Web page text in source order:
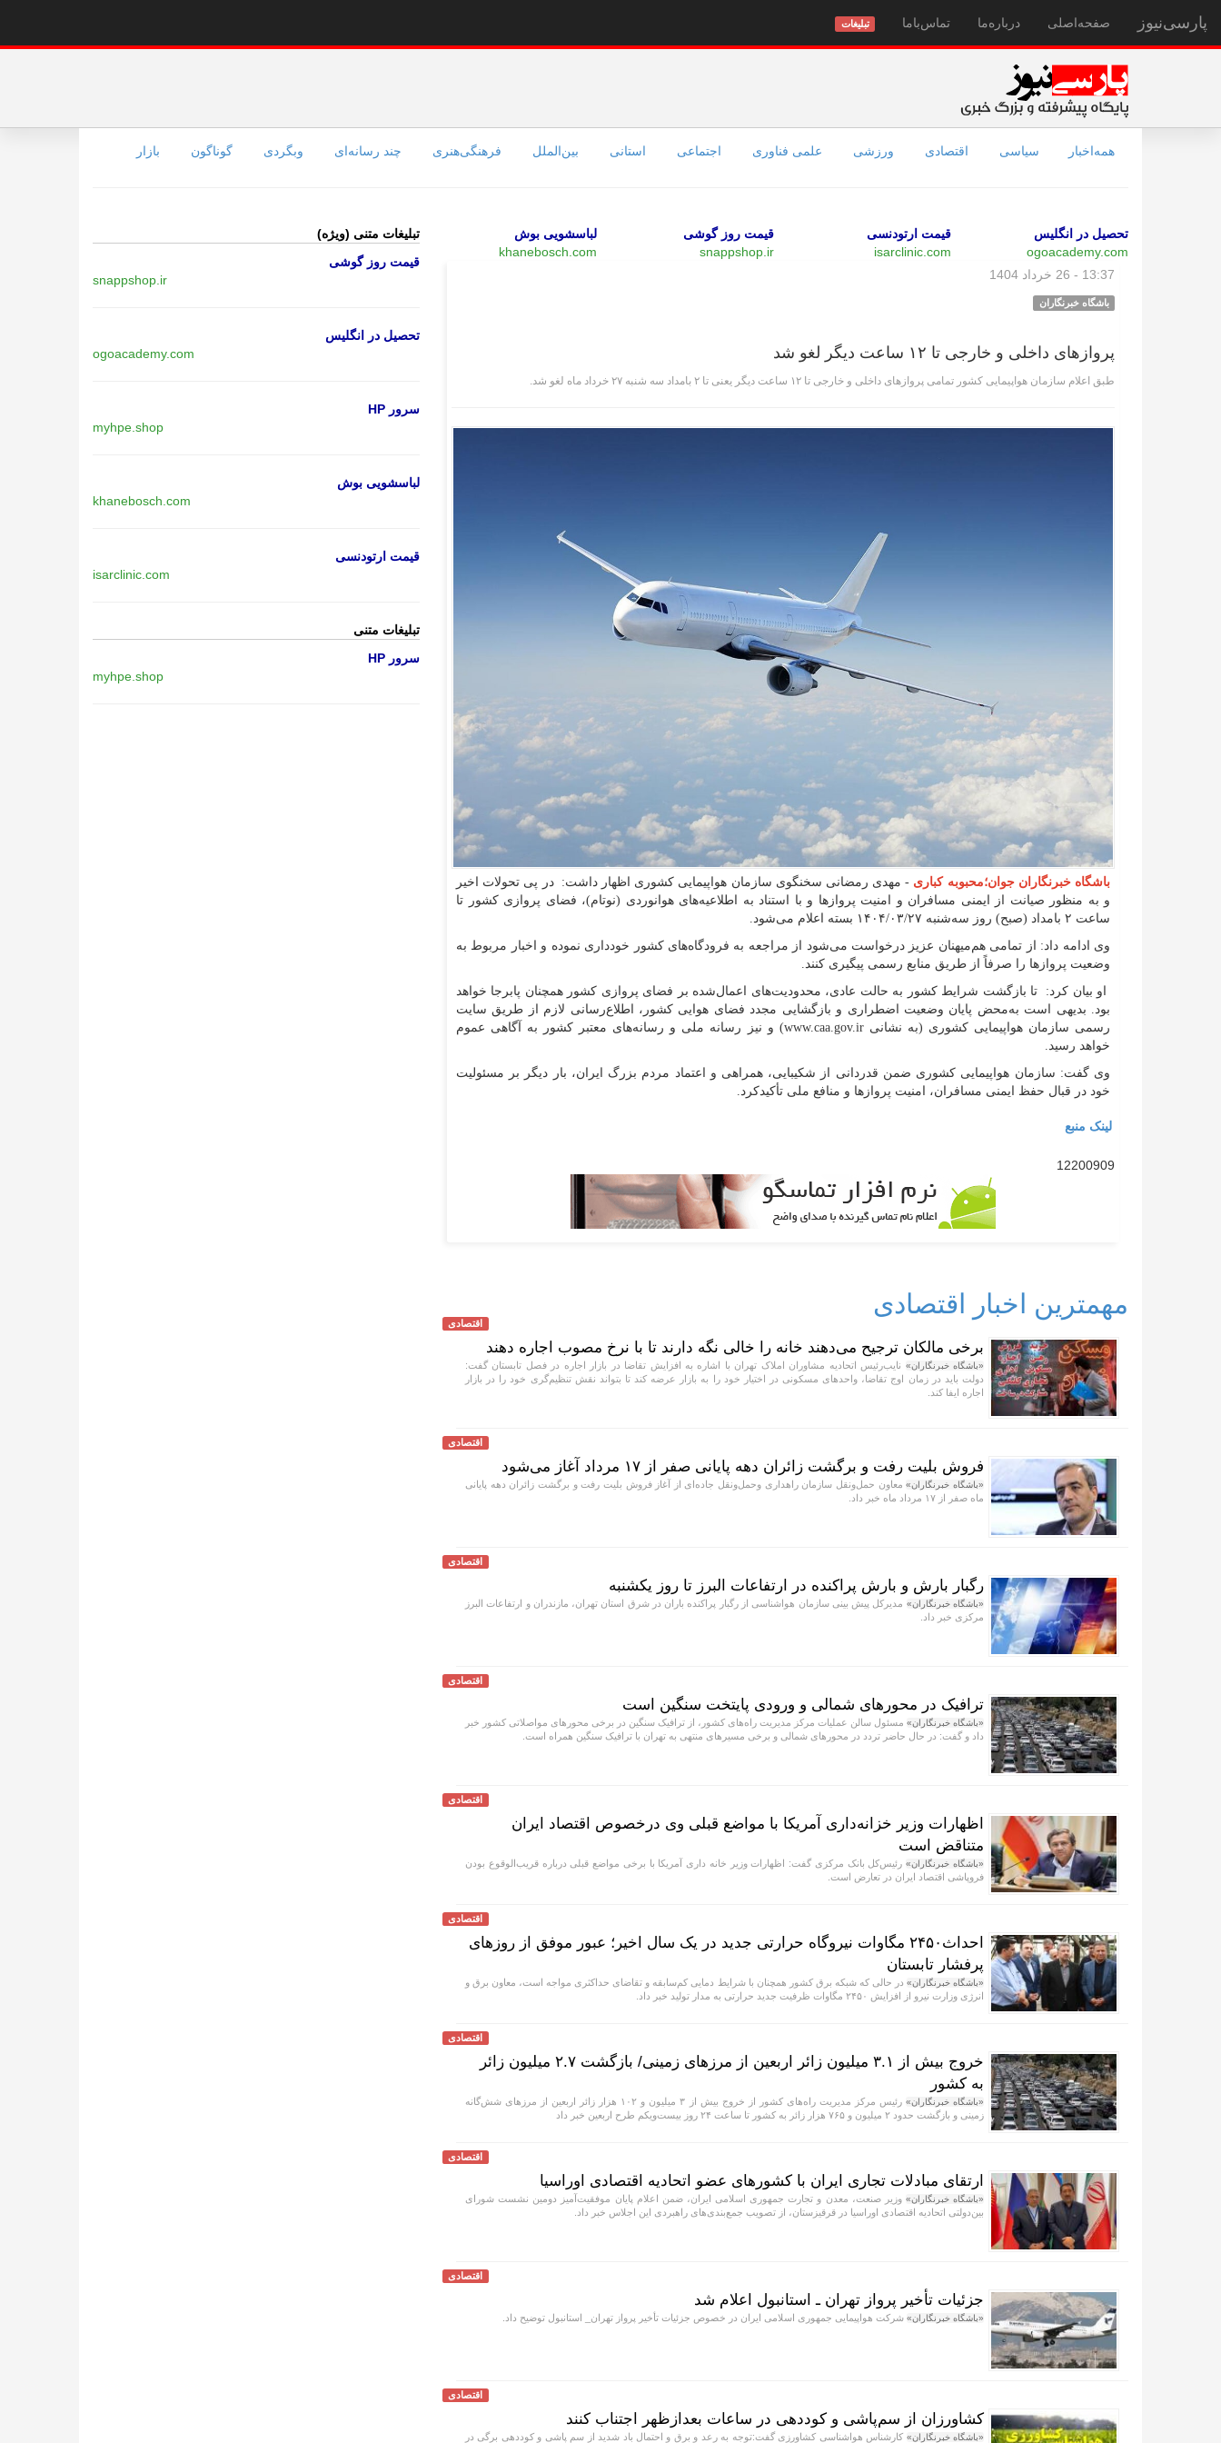
پارسی‌نیوز صفحه‌اصلی درباره‌ما تماس‌با‌ما تبلیغات
همه‌اخبار سیاسی اقتصادی ورزشی علمی فناوری اجتماعی استانی بین‌الملل فرهنگی‌هنری چند رسانه‌ای وبگردی گوناگون بازار
تحصیل در انگلیس
ogoacademy.com
قیمت ارتودنسی
isarclinic.com
قیمت روز گوشی
snappshop.ir
لباسشویی بوش
khanebosch.com
13:37 - 26 خرداد 1404
باشگاه خبرنگاران
پرواز‌های داخلی و خارجی تا ۱۲ ساعت دیگر لغو شد
طبق اعلام سازمان هواپیمایی کشور تمامی پرواز‌های داخلی و خارجی تا ۱۲ ساعت دیگر یعنی تا ۲ بامداد سه شنبه ۲۷ خرداد ماه لغو شد.
باشگاه خبرنگاران جوان؛محبوبه کباری - مهدی رمضانی سخنگوی سازمان هواپیمایی کشوری اظهار داشت: در پی تحولات اخیر
و به منظور صیانت از ایمنی مسافران و امنیت پرواز‌ها و با استناد به اطلاعیه‌های هوانوردی (نوتام)، فضای پروازی کشور تا
ساعت ۲ بامداد (صبح) روز سه‌شنبه ۱۴۰۴/۰۳/۲۷ بسته اعلام می‌شود.
وی ادامه داد: از تمامی هم‌میهنان عزیز درخواست می‌شود از مراجعه به فرودگاه‌های کشور خودداری نموده و اخبار مربوط به
وضعیت پرواز‌ها را صرفاً از طریق منابع رسمی پیگیری کنند.
او بیان کرد: تا بازگشت شرایط کشور به حالت عادی، محدودیت‌های اعمال‌شده بر فضای پروازی کشور همچنان پابرجا خواهد
بود. بدیهی است به‌محض پایان وضعیت اضطراری و بازگشایی مجدد فضای هوایی کشور، اطلاع‌رسانی لازم از طریق سایت
رسمی سازمان هواپیمایی کشوری (به نشانی www.caa.gov.ir) و نیز رسانه ملی و رسانه‌های معتبر کشور به آگاهی عموم
خواهد رسید.
وی گفت: سازمان هواپیمایی کشوری ضمن قدردانی از شکیبایی، همراهی و اعتماد مردم بزرگ ایران، بار دیگر بر مسئولیت
خود در قبال حفظ ایمنی مسافران، امنیت پرواز‌ها و منافع ملی تأکیدکرد.
لینک منبع
12200909
مهمترین اخبار اقتصادی
اقتصادی
برخی مالکان ترجیح می‌دهند خانه را خالی نگه دارند تا با نرخ مصوب اجاره دهند
«باشگاه خبرنگاران» نایب‌رئیس اتحادیه مشاوران املاک تهران با اشاره به افزایش تقاضا در بازار اجاره در فصل تابستان گفت:
دولت باید در زمان اوج تقاضا، واحد‌های مسکونی در اختیار خود را به بازار عرضه کند تا بتواند نقش تنظیم‌گری خود را در بازار
اجاره ایفا کند.
اقتصادی
فروش بلیت رفت و برگشت زائران دهه پایانی صفر از ۱۷ مرداد آغاز می‌شود
«باشگاه خبرنگاران»معاون حمل‌ونقل سازمان راهداری وحمل‌و‌نقل جاده‌ای از آغاز فروش بلیت رفت و برگشت زائران دهه پایانی
ماه صفر از ۱۷ مرداد ماه خبر داد.
اقتصادی
رگبار بارش و بارش پراکنده در ارتفاعات البرز تا روز یکشنبه
«باشگاه خبرنگاران» مدیرکل پیش بینی سازمان هواشناسی از رگبار پراکنده باران در شرق استان تهران، مازندران و ارتفاعات البرز
مرکزی خبر داد.
اقتصادی
ترافیک در محورهای شمالی و ورودی پایتخت سنگین است
«باشگاه خبرنگاران» مسئول سالن عملیات مرکز مدیریت راه‌های کشور، از ترافیک سنگین در برخی محورهای مواصلاتی کشور خبر
داد و گفت: در حال حاضر تردد در محورهای شمالی و برخی مسیرهای منتهی به تهران با ترافیک سنگین همراه است.
اقتصادی
اظهارات وزیر خزانه‌داری آمریکا با مواضع قبلی وی درخصوص اقتصاد ایران
متناقض است
«باشگاه خبرنگاران»رئیس‌کل بانک مرکزی گفت: اظهارات وزیر خانه داری آمریکا با برخی مواضع قبلی درباره قریب‌الوقوع بودن
فروپاشی اقتصاد ایران در تعارض است.
اقتصادی
احداث۲۴۵۰ مگاوات نیروگاه حرارتی جدید در یک سال اخیر؛ عبور موفق از روز‌های
پرفشار تابستان
«باشگاه خبرنگاران» در حالی که شبکه برق کشور همچنان با شرایط دمایی کم‌سابقه و تقاضای حداکثری مواجه است، معاون برق و
انرژی وزارت نیرو از افزایش ۲۴۵۰ مگاوات ظرفیت جدید حرارتی به مدار تولید خبر داد.
اقتصادی
خروج بیش از ۳.۱ میلیون زائر اربعین از مرزهای زمینی/ بازگشت ۲.۷ میلیون زائر
به کشور
«باشگاه خبرنگاران»
رئیس مرکز مدیریت راه‌های کشور از خروج بیش از ۳ میلیون و ۱۰۲ هزار زائر اربعین از مرزهای شش‌گانه
زمینی و بازگشت حدود ۲ میلیون و ۷۶۵ هزار زائر به کشور تا ساعت ۲۴ روز بیست‌ویکم طرح اربعین خبر داد
اقتصادی
ارتقای مبادلات تجاری ایران با کشور‌های عضو اتحادیه اقتصادی اوراسیا
«باشگاه خبرنگاران» وزیر صنعت، معدن و تجارت جمهوری اسلامی ایران، ضمن اعلام پایان موفقیت‌آمیز دومین نشست شورای
بین‌دولتی اتحادیه اقتصادی اوراسیا در قرقیزستان، از تصویب جمع‌بندی‌های راهبردی این اجلاس خبر داد.
اقتصادی
جزئیات تأخیر پرواز تهران ـ استانبول اعلام شد
«باشگاه خبرنگاران» شرکت هواپیمایی جمهوری اسلامی ایران در خصوص جزئیات تأخیر پرواز تهران_ استانبول توضیح داد.
اقتصادی
کشاورزان از سم‌پاشی و کوددهی در ساعات بعدازظهر اجتناب کنند
«باشگاه خبرنگاران» کارشناس هواشناسی کشاورزی گفت:توجه به رعد و برق و احتمال باد شدید از سم پاشی و کوددهی برگی در
تبلیغات متنی (ویژه)
قیمت روز گوشی
snappshop.ir
تحصیل در انگلیس
ogoacademy.com
سرور HP
myhpe.shop
لباسشویی بوش
khanebosch.com
قیمت ارتودنسی
isarclinic.com
تبلیغات متنی
سرور HP
myhpe.shop